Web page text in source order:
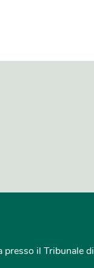
presso il Tribunale di